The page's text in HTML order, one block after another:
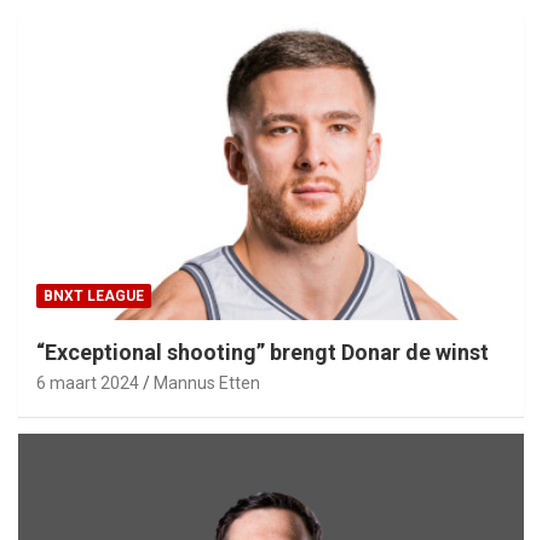
BNXT LEAGUE
“Exceptional shooting” brengt Donar de winst
6 maart 2024 Mannus Etten